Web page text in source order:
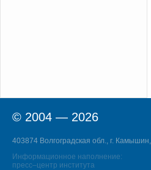
© 2004 — 2026
403874 Волгоградская обл., г.
Информационное наполнение:
пресс–центр института